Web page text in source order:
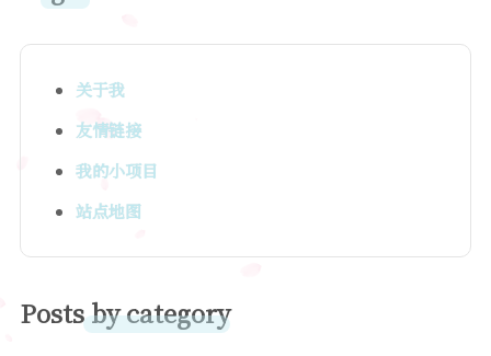
关于我
友情链接
我的小项目
站点地图
Posts by category